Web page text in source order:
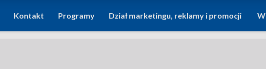
Kontakt Programy Dział marketingu, reklamy i promocji